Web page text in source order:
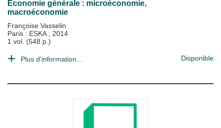
Économie générale : microéconomie,
macroéconomie
Françoise Vasselin
Paris : ESKA ; 2014
1 vol. (548 p.)
Plus d'information... Disponible